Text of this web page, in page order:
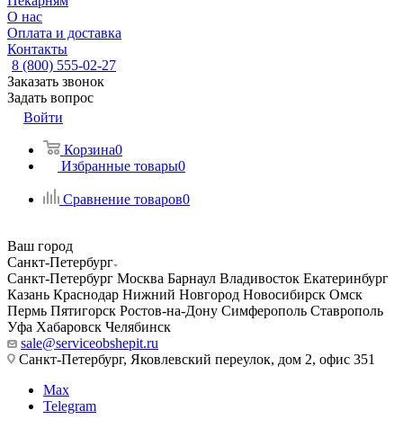
О нас
Оплата и доставка
Контакты
8 (800) 555-02-27
Заказать звонок
Задать вопрос
Войти
Корзина0
Избранные товары0
Сравнение товаров0
Ваш город
Санкт-Петербург
Санкт-Петербург Москва Барнаул Владивосток Екатеринбург
Казань Краснодар Нижний Новгород Новосибирск Омск
Пермь Пятигорск Ростов-на-Дону Симферополь Ставрополь
Уфа Хабаровск Челябинск
sale@serviceobshepit.ru
Санкт-Петербург, Яковлевский переулок, дом 2, офис 351
Max
Telegram